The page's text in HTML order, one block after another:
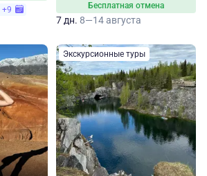
+9 Бесплатная отмена
7 дн. 8—14 августа
Экскурсионные туры